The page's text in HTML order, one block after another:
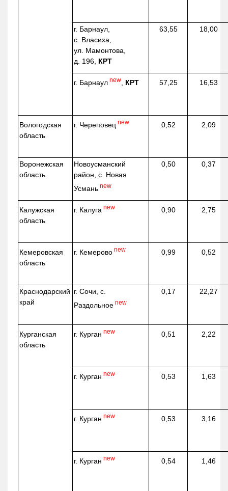
г. Барнаул,
с. Власиха,
ул. Мамонтова,
д. 196, КРТ
63,55 18,00
г. Барнаул new КРТ 57,25 16,53
Вологодская
область
г. Череповец new 0,52 2,09
Воронежская
область
Новоусманский
район, с. Новая
Усмань new
0,50 0,37
Калужская
область
г. Калуга new 0,90 2,75
Кемеровская
область
г. Кемерово new 0,99 0,52
Краснодарский
край
г. Сочи, с.
Раздольное new
0,17 22,27
Курганская
область
г. Курган new 0,51 2,22
г. Курган new 0,53 1,63
г. Курган new 0,53 3,16
г. Курган new 0,54 1,46